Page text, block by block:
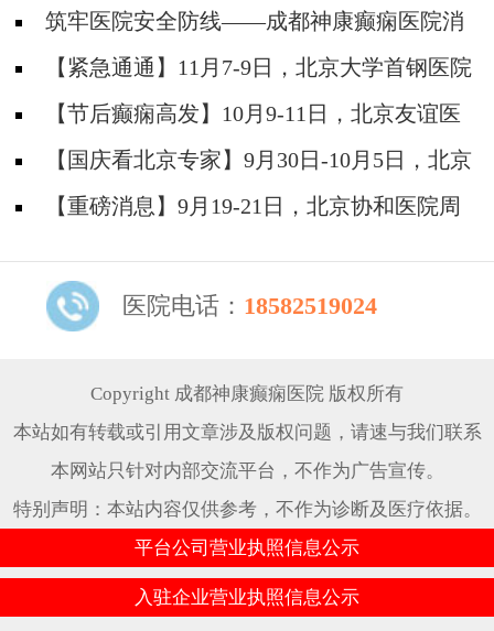
筑牢医院安全防线——成都神康癫痫医院消
防安全培训纪实
【紧急通通】11月7-9日，北京大学首钢医院
神经内科胡颖教授亲临成都会诊，破解癫痫疑难
【节后癫痫高发】10月9-11日，北京友谊医
院陈葵博士免费会诊+治疗援助，破解癫痫难
题！
【国庆看北京专家】9月30日-10月5日，北京
天坛&首钢医院两大专家蓉城亲诊+癫痫大额救
【重磅消息】9月19-21日，北京协和医院周
线！
医院电话： 18582519024
Copyright 成都神康癫痫医院 版权所有
本站如有转载或引用文章涉及版权问题，请速与我们联系
本网站只针对内部交流平台，不作为广告宣传。
特别声明：本站内容仅供参考，不作为诊断及医疗依据。
平台公司营业执照信息公示
入驻企业营业执照信息公示